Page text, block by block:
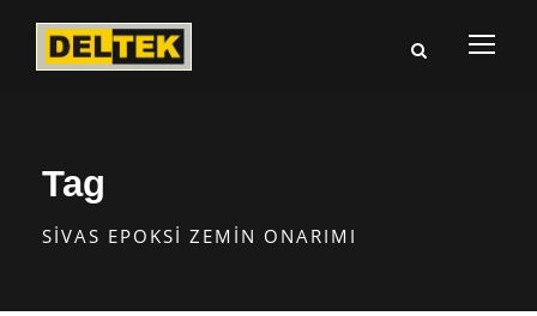
Tag
SIVAS EPOKSI ZEMIN ONARIMI